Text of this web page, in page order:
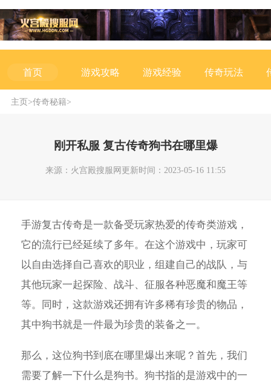
首页 游戏攻略 游戏经验 传奇玩法
主页>传奇秘籍>
刚开私服 复古传奇狗书在哪里爆
来源：火宫殿搜服网更新时间：2023-05-16 11:55
手游复古传奇是一款备受玩家热爱的传奇类游戏，
它的流行已经延续了多年。在这个游戏中，玩家可
以自由选择自己喜欢的职业，组建自己的战队，与
其他玩家一起探险、战斗、征服各种恶魔和魔王等
等。同时，这款游戏还拥有许多稀有珍贵的物品，
其中狗书就是一件最为珍贵的装备之一。
那么，这位狗书到底在哪里爆出来呢？首先，我们
需要了解一下什么是狗书。狗书指的是游戏中的一